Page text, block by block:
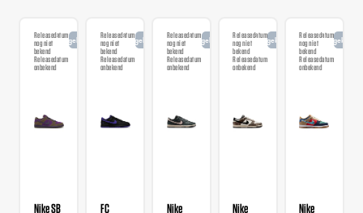
Releasedatum
nog niet
bekend
Releasedatum
onbekend
Aangekondigd
Nike SB
Releasedatum
nog niet
bekend
Releasedatum
onbekend
Aangekondigd
FC
Releasedatum
nog niet
bekend
Releasedatum
onbekend
Aangekondigd
Nike
Releasedatum
nog niet
bekend
Releasedatum
onbekend
Aangekondigd
Nike
Releasedatum
nog niet
bekend
Releasedatum
onbekend
Nike